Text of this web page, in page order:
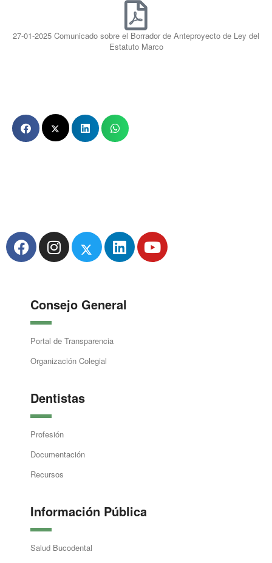
27-01-2025 Comunicado sobre el Borrador de Anteproyecto de Ley del
Estatuto Marco
Consejo General
Portal de Transparencia
Organización Colegial
Dentistas
Profesión
Documentación
Recursos
Información Pública
Salud Bucodental